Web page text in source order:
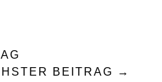
BEITRAG
→